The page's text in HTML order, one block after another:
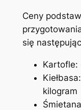
Ceny
się
Kartofle:
kilogram